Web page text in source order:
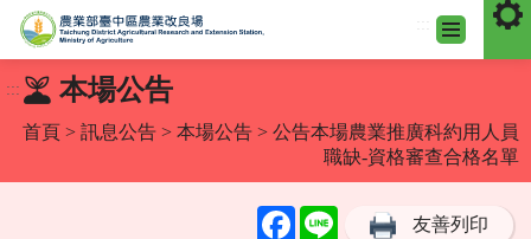
到
::: 本場公告
首頁 > 訊息公告 > 本場公告 > 公告本場農業推廣科約用人員
職缺-資格審查合格名單
FacebookLine 友善列印